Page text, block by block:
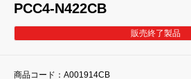
PCC4-N422CB
販売終了製品
商品コード：A001914CB